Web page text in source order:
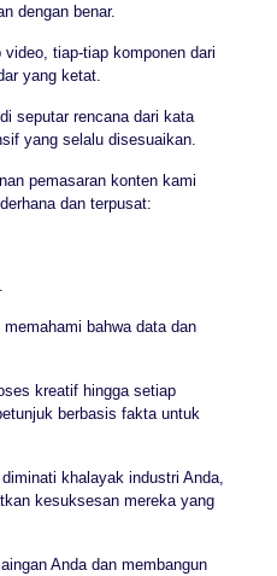
dengan benar.
tiap-tiap komponen dari
yang ketat.
seputar rencana dari kata
yang selalu disesuaikan.
pemasaran konten kami
dan terpusat:
bahwa data dan
kreatif hingga setiap
berbasis fakta untuk
khalayak industri Anda,
kesuksesan mereka yang
Anda dan membangun